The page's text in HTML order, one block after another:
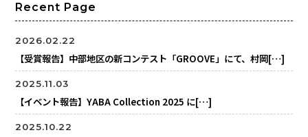
Recent Page
2026.02.22
【受賞報告】中部地区の新コンテスト「GROOVE」にて、村岡[…]
2025.11.03
【イベント報告】YABA Collection 2025 に[…]
2025.10.22